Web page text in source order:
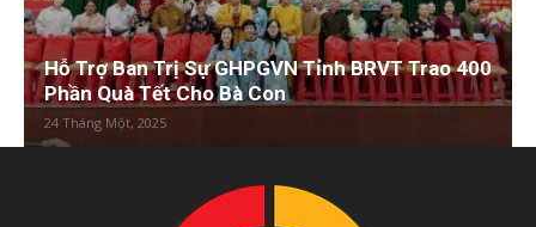
Hỗ Trợ Ban Trị Sự GHPGVN Tỉnh BRVT Trao 400
Phần Quà Tết Cho Bà Con
24 Tháng Một, 2025